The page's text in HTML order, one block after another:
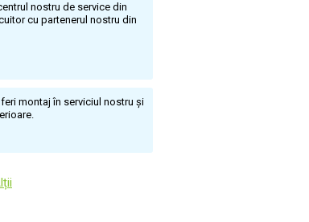
nostru de service din
cu partenerul nostru din
montaj în serviciul nostru și